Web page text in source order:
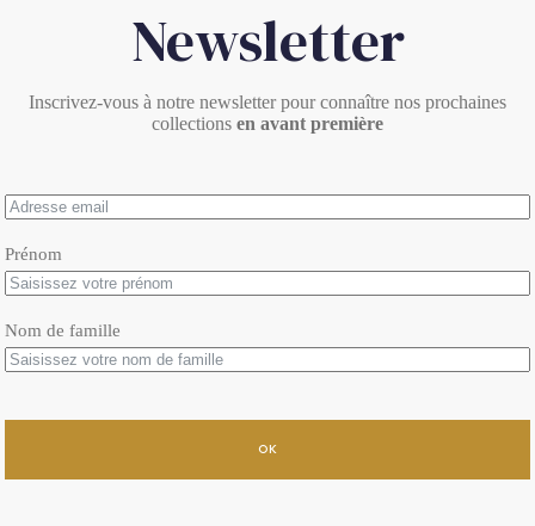
Newsletter
Inscrivez-vous à notre newsletter pour connaître nos prochaines
collections en avant première
Prénom
Nom de famille
OK